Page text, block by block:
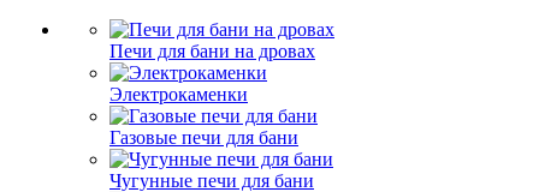
Печи для бани на дровах
Электрокаменки
Газовые печи для бани
Чугунные печи для бани